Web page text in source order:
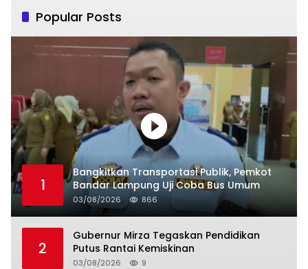
Popular Posts
1
Bangkitkan Transportasi Publik, Pemkot
Bandar Lampung Uji Coba Bus Umum
03/08/2026 866
2
Gubernur Mirza Tegaskan Pendidikan
Putus Rantai Kemiskinan
03/08/2026 9